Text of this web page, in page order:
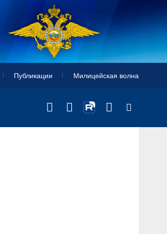
Публикации Милицейская волна